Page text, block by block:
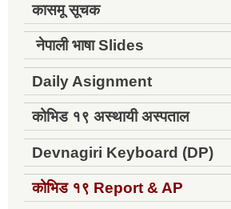
कासमू सूचक
नेपाली भाषा Slides
Daily Asignment
कोभिड १९ अस्थायी अस्पताल
Devnagiri Keyboard (DP)
कोभिड १९ Report & AP